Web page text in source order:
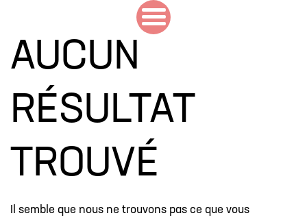
AUCUN
RÉSULTAT
TROUVÉ
Il semble que nous ne trouvons pas ce que vous